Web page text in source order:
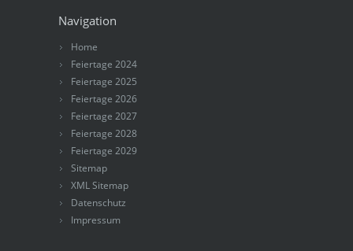
Navigation
Home
Feiertage 2024
Feiertage 2025
Feiertage 2026
Feiertage 2027
Feiertage 2028
Feiertage 2029
Sitemap
XML Sitemap
Datenschutz
Impressum